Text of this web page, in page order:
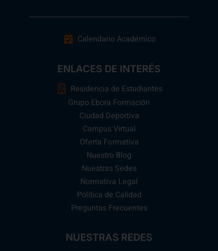
Calendario Académico
ENLACES DE INTERÉS
Residencia de Estudiantes
Grupo Ebora Formación
Ciudad Deportiva
Campus Virtual
Oferta Formativa
Nuestro Blog
Nuestras Sedes
Normativa Legal
Política de Calidad
Preguntas Frecuentes
NUESTRAS REDES